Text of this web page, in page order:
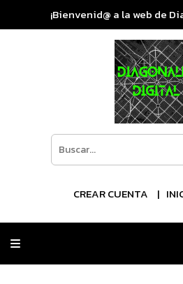
¡Bienvenid@ a la web de
CREAR CUENTA